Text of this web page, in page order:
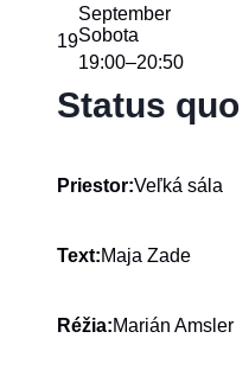
19
September
Sobota
19:00–20:50
Status quo
Priestor:Veľká sála
Text:Maja Zade
Réžia:Marián Amsler